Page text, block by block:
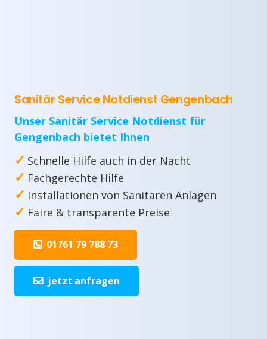
Sanitär Service Notdienst Gengenbach
Unser Sanitär Service Notdienst für
Gengenbach bietet Ihnen
✓ Schnelle Hilfe auch in der Nacht
✓ Fachgerechte Hilfe
✓ Installationen von Sanitären Anlagen
✓ Faire & transparente Preise
01761 79 788 73
jetzt anfragen